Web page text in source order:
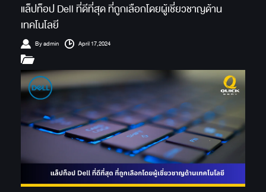
แล็ปท็อป Dell ที่ดีที่สุด ที่ถูกเลือกโดยผู้เชี่ยวชาญด้าน
เทคโนโลยี
By admin April 17,2024